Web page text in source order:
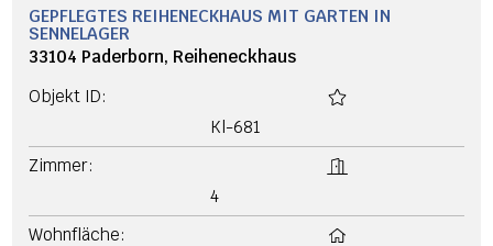
GEPFLEGTES REIHENECKHAUS MIT GARTEN IN
SENNELAGER
33104 Paderborn, Reiheneckhaus
Objekt ID:
Kl-681
Zimmer:
4
Wohnfläche: